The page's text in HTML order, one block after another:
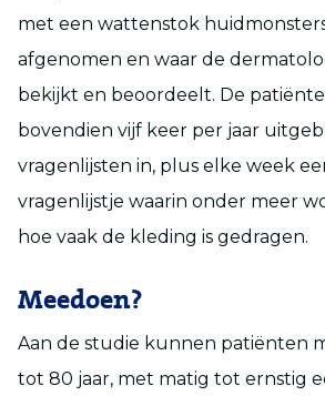
met een wattenstok
afgenomen en waar de
bekijkt en beoordeelt. De
bovendien vijf keer per jaar
vragenlijsten in, plus elke week
vragenlijstje waarin onder meer
hoe vaak de kleding is gedragen.
Meedoen?
Aan de studie kunnen patiënten
tot 80 jaar, met matig tot ernstig